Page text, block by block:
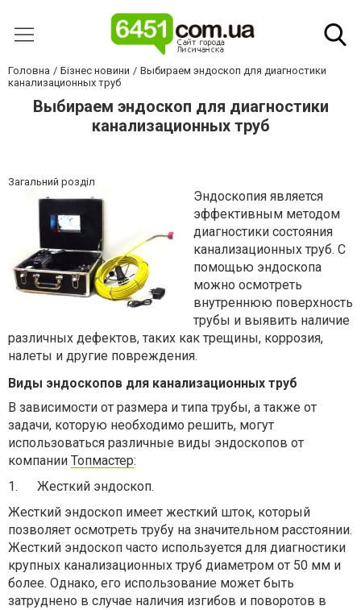
Головна Бізнес новини
Выбираем эндоскоп для диагностики
канализационных труб
Выбираем эндоскоп для диагностики
канализационных труб
Загальний розділ
Эндоскопия является
эффективным методом
диагностики состояния
канализационных труб. С
помощью эндоскопа
можно осмотреть
внутреннюю поверхность
трубы и выявить наличие
различных дефектов, таких как трещины, коррозия,
налеты и другие повреждения.
Виды эндоскопов для канализационных труб
В зависимости от размера и типа трубы, а также от
задачи, которую необходимо решить, могут
использоваться различные виды эндоскопов от
компании Топмастер:
1.
Жесткий эндоскоп.
Жесткий эндоскоп имеет жесткий шток, который
позволяет осмотреть трубу на значительном расстоянии.
Жесткий эндоскоп часто используется для диагностики
крупных канализационных труб диаметром от 50 мм и
более. Однако, его использование может быть
затруднено в случае наличия изгибов и поворотов в